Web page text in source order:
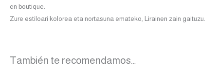
en boutique.
Zure estiloari kolorea eta nortasuna emateko, Lirainen zain gaituzu.
También te recomendamos…